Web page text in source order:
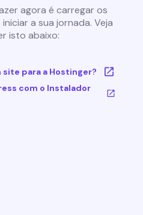
agora é carregar os
a sua jornada. Veja
isto abaixo:
para a Hostinger?
com o Instalador